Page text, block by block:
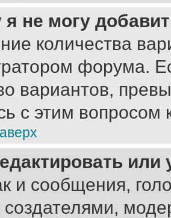
не могу
количества
форума.
вариантов,
с этим вопросом
и сообщения,
создателями,